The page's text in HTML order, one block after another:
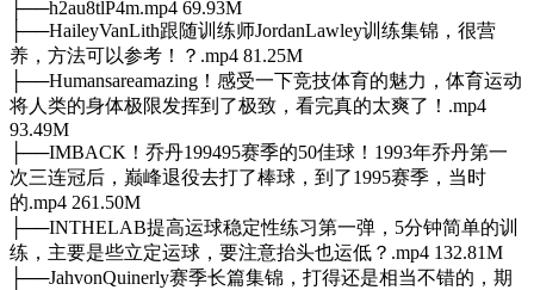
├──h2au8tlP4m.mp4 69.93M
├──HaileyVanLith跟随训练师JordanLawley训练集锦，很营
养，方法可以参考！？.mp4 81.25M
├──Humansareamazing！感受一下竞技体育的魅力，体育运动
将人类的身体极限发挥到了极致，看完真的太爽了！.mp4
93.49M
├──IMBACK！乔丹199495赛季的50佳球！1993年乔丹第一
次三连冠后，巅峰退役去打了棒球，到了1995赛季，当时
的.mp4 261.50M
├──INTHELAB提高运球稳定性练习第一弹，5分钟简单的训
练，主要是些立定运球，要注意抬头也运低？.mp4 132.81M
├──JahvonQuinerly赛季长篇集锦，打得还是相当不错的，期